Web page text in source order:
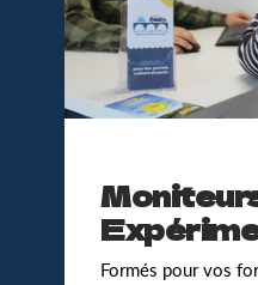
Formés pour vos